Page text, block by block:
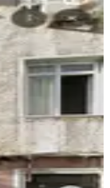
T.iş Bank
12.05.2026